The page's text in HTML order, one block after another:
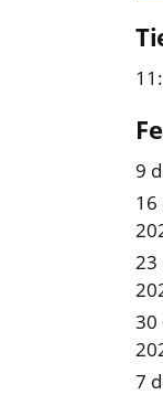
9
16
23
30
7